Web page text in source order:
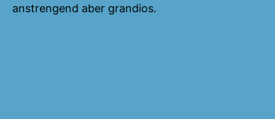
anstrengend aber grandios.